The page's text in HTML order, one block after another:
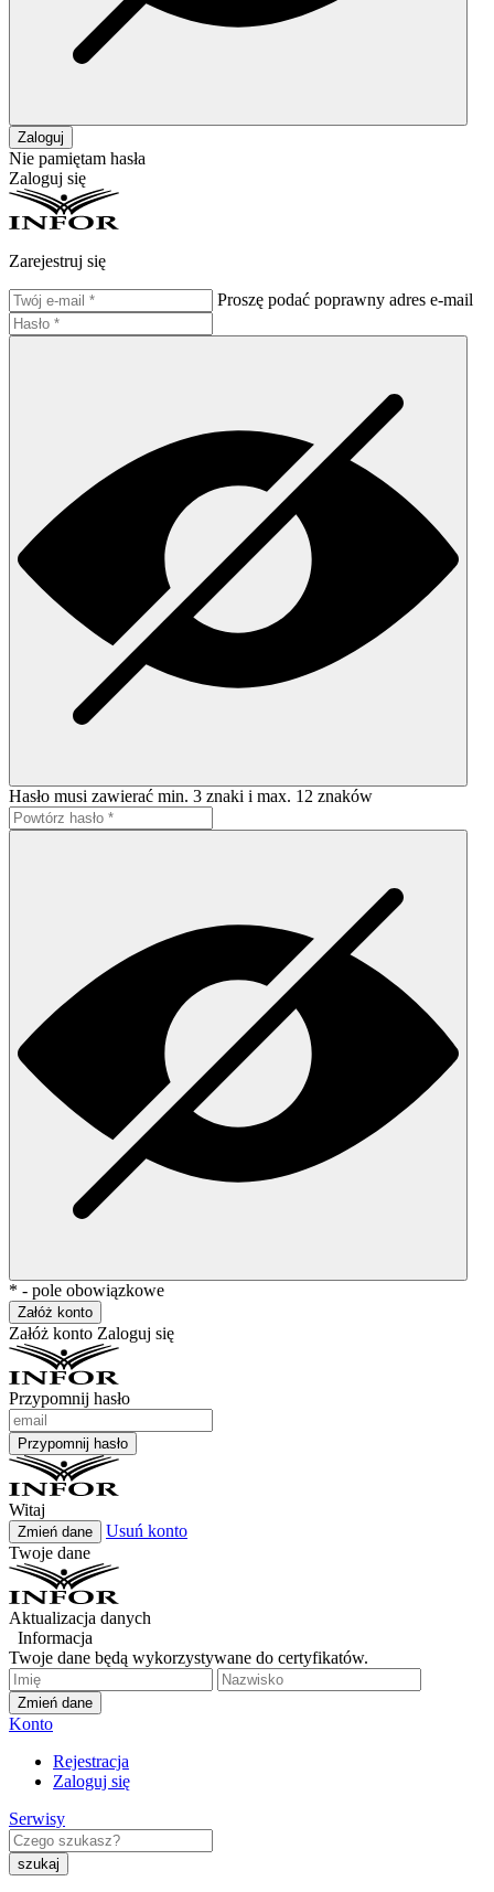
Zaloguj
Nie pamiętam hasła
Zaloguj się
Zarejestruj się
Proszę podać poprawny adres e-mail
Hasło musi zawierać min. 3 znaki i max. 12 znaków
* - pole obowiązkowe
Załóż konto
Załóż konto Zaloguj się
Przypomnij hasło
Przypomnij hasło
Witaj
Zmień dane
Usuń konto
Twoje dane
Aktualizacja danych
Informacja
Twoje dane będą wykorzystywane do certyfikatów.
Zmień dane
Konto
Rejestracja
Zaloguj się
Serwisy